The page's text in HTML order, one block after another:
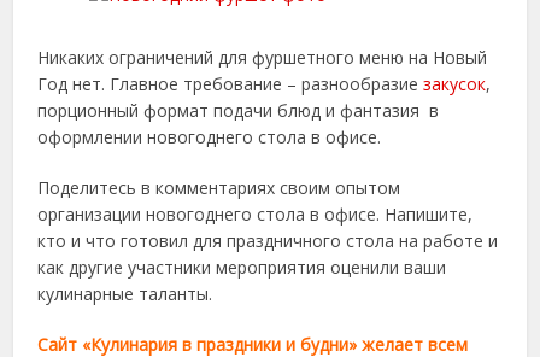
Никаких ограничений для фуршетного меню на Новый
Год нет. Главное требование – разнообразиезакусок,
порционный формат подачи блюд и фантазия в
оформлении новогоднего стола в офисе.
Поделитесь в комментариях своим опытом
организации новогоднего стола в офисе. Напишите,
кто и что готовил для праздничного стола на работе и
как другие участники мероприятия оценили ваши
кулинарные таланты.
Сайт «Кулинария в праздники и будни» желает всем